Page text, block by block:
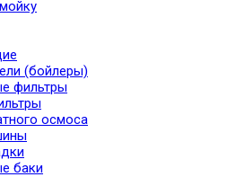
(бойлеры)
фильтры
осмоса
баки